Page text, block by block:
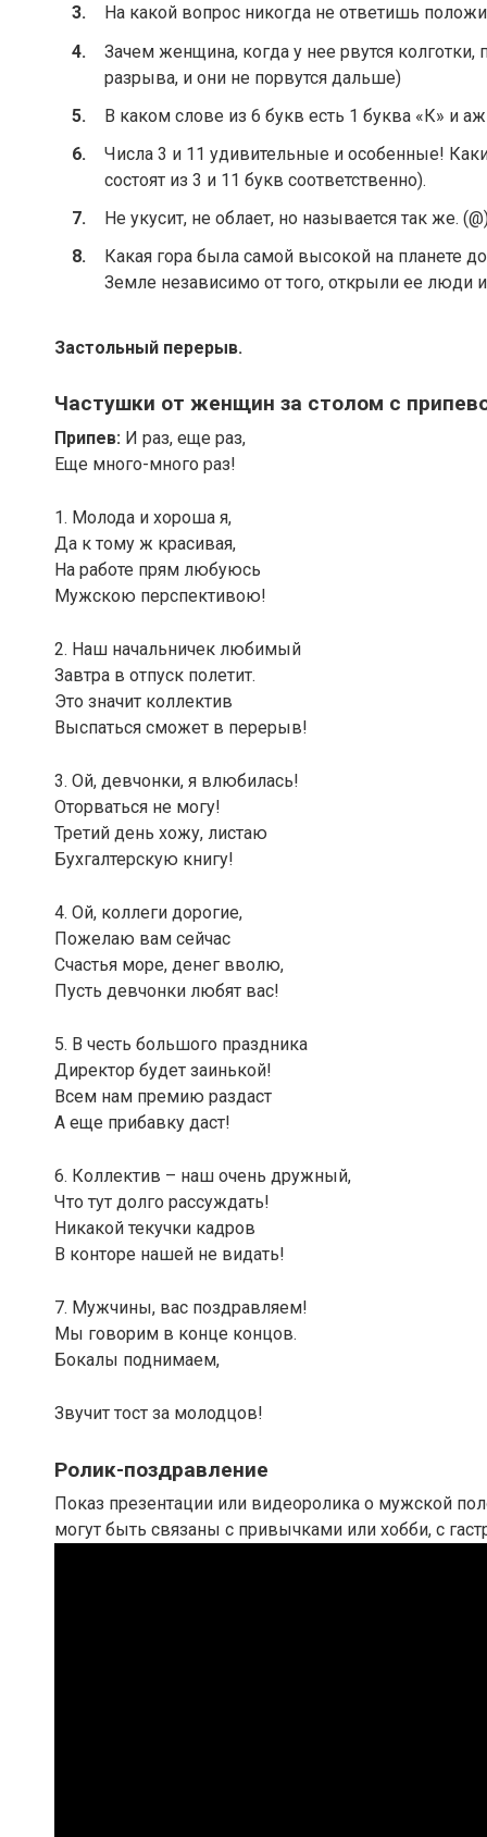
На какой вопрос никогда не ответишь
Зачем женщина, когда у нее рвутся
разрыва, и они не порвутся дальше)
В каком слове из 6 букв есть 1 буква «К» и
Числа 3 и 11 удивительные и особенные!
состоят из 3 и 11 букв соответственно).
Не укусит, не облает, но называется так же.
Какая гора была самой высокой на планете
Земле независимо от того, открыли ее люди
Застольный перерыв.
Частушки от женщин за столом с
Припев: И раз, еще раз,
Еще много-много раз!
1. Молода и хороша я,
Да к тому ж красивая,
На работе прям любуюсь
Мужскою перспективою!
2. Наш начальничек любимый
Завтра в отпуск полетит.
Это значит коллектив
Выспаться сможет в перерыв!
3. Ой, девчонки, я влюбилась!
Оторваться не могу!
Третий день хожу, листаю
Бухгалтерскую книгу!
4. Ой, коллеги дорогие,
Пожелаю вам сейчас
Счастья море, денег вволю,
Пусть девчонки любят вас!
5. В честь большого праздника
Директор будет заинькой!
Всем нам премию раздаст
А еще прибавку даст!
6. Коллектив – наш очень дружный,
Что тут долго рассуждать!
Никакой текучки кадров
В конторе нашей не видать!
7. Мужчины, вас поздравляем!
Мы говорим в конце концов.
Бокалы поднимаем,
Звучит тост за молодцов!
Ролик-поздравление
Показ презентации или видеоролика о мужской
могут быть связаны с привычками или хобби, с